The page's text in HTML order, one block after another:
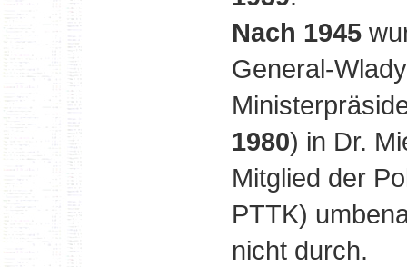
Nach 1945
General-
1980) in Dr.
Mitglied der
PTTK)
nicht durch.